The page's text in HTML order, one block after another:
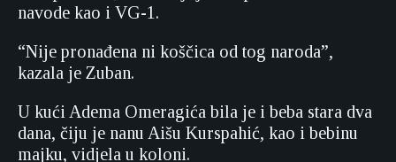
navode kao i VG-1.
“Nije pronađena ni koščica od tog naroda”,
kazala je Zuban.
U kući Adema Omeragića bila je i beba stara dva
dana, čiju je nanu Aišu Kurspahić, kao i bebinu
majku, vidjela u koloni.